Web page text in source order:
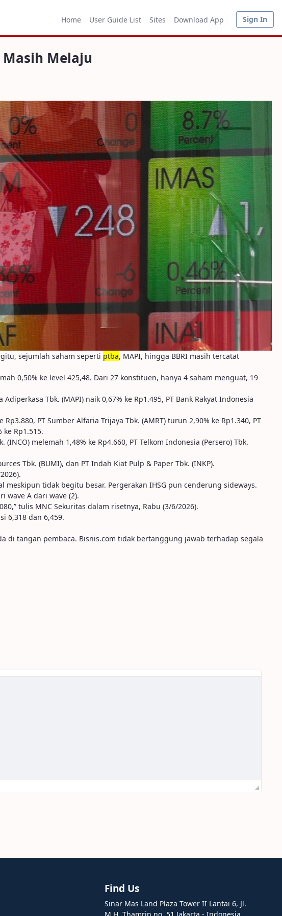
Home User Guide List Sites Download App Sign In
Masih Melaju
sejumlah saham seperti ptba, MAPI, hingga BBRI masih tercatat
0,50% ke level 425,48. Dari 27 konstituen, hanya 4 saham menguat, 19
Tbk. (MAPI) naik 0,67% ke Rp1.495, PT Bank Rakyat Indonesia
PT Sumber Alfaria Trijaya Tbk. (AMRT) turun 2,90% ke Rp1.340, PT
ke Rp1.515.
melemah 1,48% ke Rp4.660, PT Telkom Indonesia (Persero) Tbk.
Tbk. (BUMI), dan PT Indah Kiat Pulp & Paper Tbk. (INKP).
tidak begitu besar. Pergerakan IHSG pun cenderung sideways.
wave A dari wave (2).
tulis MNC Sekuritas dalam risetnya, Rabu (3/6/2026).
6,318 dan 6,459.
di tangan pembaca. Bisnis.com tidak bertanggung jawab terhadap segala
Find Us
Sinar Mas Land Plaza Tower II Lantai 6, Jl.